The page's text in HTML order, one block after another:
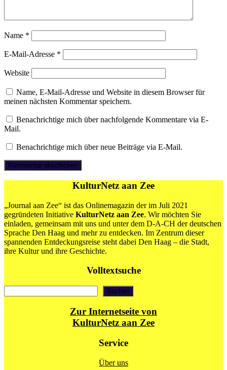
Name *
E-Mail-Adresse *
Website
Name, E-Mail-Adresse und Website in diesem Browser für
meinen nächsten Kommentar speichern.
Benachrichtige mich über nachfolgende Kommentare via E-
Mail.
Benachrichtige mich über neue Beiträge via E-Mail.
KulturNetz aan Zee
„Journal aan Zee“ ist das Onlinemagazin der im Juli 2021
gegründeten Initiative KulturNetz aan Zee. Wir möchten Sie
einladen, gemeinsam mit uns und unter dem D-A-CH der deutschen
Sprache Den Haag und mehr zu entdecken. Im Zentrum dieser
spannenden Entdeckungsreise steht dabei Den Haag – die Stadt,
ihre Kultur und ihre Geschichte.
Volltextsuche
Suchen
Zur Internetseite von
KulturNetz aan Zee
Service
Über uns